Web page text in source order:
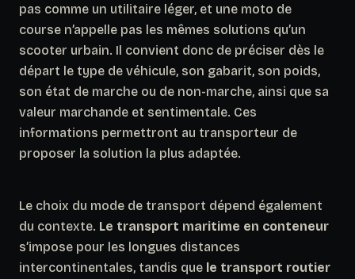
pas comme un utilitaire léger, et une moto de
course n’appelle pas les mêmes solutions qu’un
scooter urbain. Il convient donc de préciser dès le
départ le type de véhicule, son gabarit, son poids,
son état de marche ou de non-marche, ainsi que sa
valeur marchande et sentimentale. Ces
informations permettront au transporteur de
proposer la solution la plus adaptée.
Le choix du mode de transport dépend également
du contexte. Le transport maritime en conteneur
s’impose pour les longues distances
intercontinentales, tandis que le transport routier